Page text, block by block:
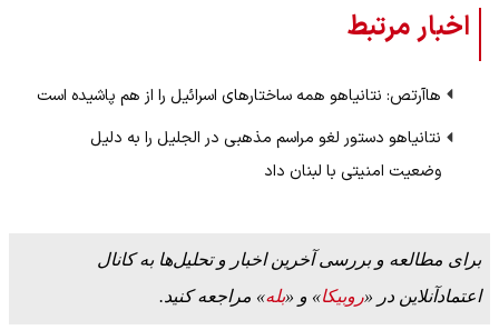
اخبار مرتبط
هاآرتص: نتانیاهو همه ساختارهای اسرائیل را از هم پاشیده است
نتانیاهو دستور لغو مراسم مذهبی در الجلیل را به دلیل
وضعیت امنیتی با لبنان داد
برای مطالعه و بررسی آخرین اخبار و تحلیل‌ها به کانال
اعتمادآنلاین در «روبیکا» و «بله» مراجعه کنید.